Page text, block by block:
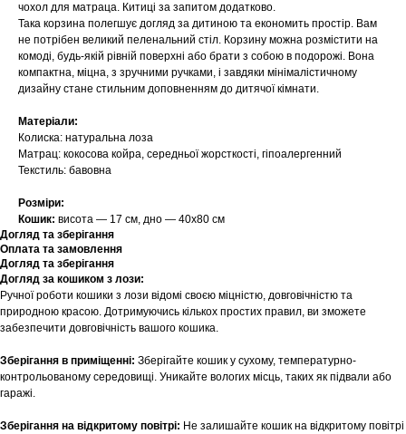
чохол для матраца. Китиці за запитом додатково.
Така корзина полегшує догляд за дитиною та економить простір. Вам
не потрібен великий пеленальний стіл. Корзину можна розмістити на
комоді, будь-якій рівній поверхні або брати з собою в подорожі. Вона
компактна, міцна, з зручними ручками, і завдяки мінімалістичному
дизайну стане стильним доповненням до дитячої кімнати.
Матеріали:
Колиска: натуральна лоза
Матрац: кокосова койра, середньої жорсткості, гіпоалергенний
Текстиль: бавовна
Розміри:
Кошик: висота — 17 см, дно — 40х80 см
Догляд та зберігання
Оплата та замовлення
Догляд та зберігання
Догляд за кошиком з лози:
Ручної роботи кошики з лози відомі своєю міцністю, довговічністю та
природною красою. Дотримуючись кількох простих правил, ви зможете
забезпечити довговічність вашого кошика.
Зберігання в приміщенні: Зберігайте кошик у сухому, температурно-
контрольованому середовищі. Уникайте вологих місць, таких як підвали або
гаражі.
Зберігання на відкритому повітрі: Не залишайте кошик на відкритому повітрі